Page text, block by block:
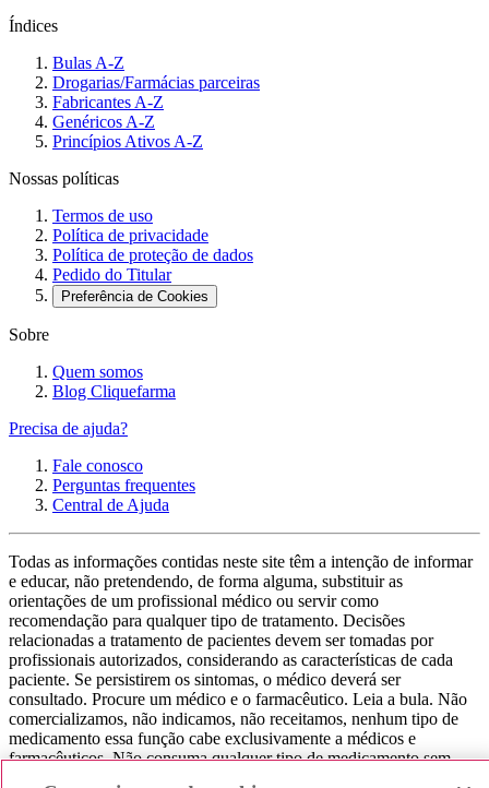
Índices
Bulas A-Z
Drogarias/Farmácias parceiras
Fabricantes A-Z
Genéricos A-Z
Princípios Ativos A-Z
Nossas políticas
Termos de uso
Política de privacidade
Política de proteção de dados
Pedido do Titular
Preferência de Cookies
Sobre
Quem somos
Blog Cliquefarma
Precisa de ajuda?
Fale conosco
Perguntas frequentes
Central de Ajuda
Todas as informações contidas neste site têm a intenção de informar
e educar, não pretendendo, de forma alguma, substituir as
orientações de um profissional médico ou servir como
recomendação para qualquer tipo de tratamento. Decisões
relacionadas a tratamento de pacientes devem ser tomadas por
profissionais autorizados, considerando as características de cada
paciente. Se persistirem os sintomas, o médico deverá ser
consultado. Procure um médico e o farmacêutico. Leia a bula. Não
comercializamos, não indicamos, não receitamos, nenhum tipo de
medicamento essa função cabe exclusivamente a médicos e
farmacêuticos. Não consuma qualquer tipo de medicamento sem